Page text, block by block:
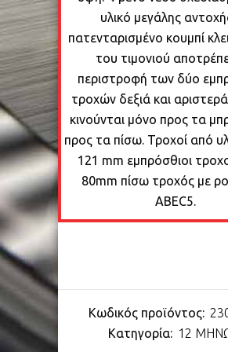
υλικό μεγάλης
πατενταρισμένο κουμπί
του τιμονιού
περιστροφή των δύο
τροχών δεξιά και
κινούνται μόνο προς τα
προς τα πίσω. Τροχοί από
121 mm εμπρόσθιοι
80mm πίσω τροχός με
ABEC5.
Κωδικός προϊόντος:
Κατηγορία: 12